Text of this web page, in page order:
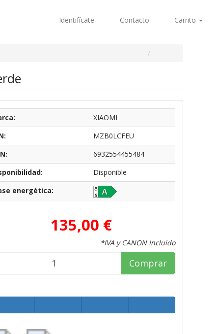
Identifícate Contacto Carrito
XIAOMI
MZB0LCFEU
6932554455484
Disponible
energética:
135,00 €
*IVA y CANON Incluido
Comprar